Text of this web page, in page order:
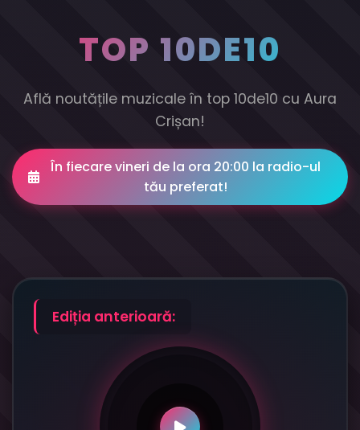
TOP 10DE10
Află noutățile muzicale în top 10de10 cu Aura
Crișan!
În fiecare vineri de la ora 20:00 la radio-ul
tău preferat!
Ediția anterioară: